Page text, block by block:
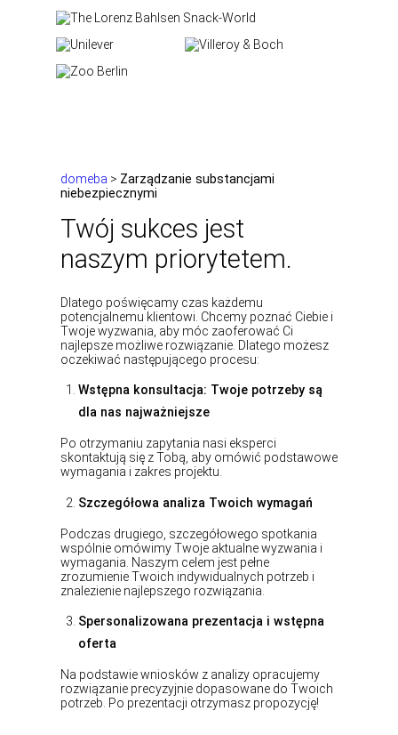
domeba > Zarządzanie substancjami
niebezpiecznymi
Twój sukces jest
naszym priorytetem.
Dlatego poświęcamy czas każdemu
potencjalnemu klientowi. Chcemy poznać Ciebie i
Twoje wyzwania, aby móc zaoferować Ci
najlepsze możliwe rozwiązanie. Dlatego możesz
oczekiwać następującego procesu:
Wstępna konsultacja: Twoje potrzeby są
dla nas najważniejsze
Po otrzymaniu zapytania nasi eksperci
skontaktują się z Tobą, aby omówić podstawowe
wymagania i zakres projektu.
Szczegółowa analiza Twoich wymagań
Podczas drugiego, szczegółowego spotkania
wspólnie omówimy Twoje aktualne wyzwania i
wymagania. Naszym celem jest pełne
zrozumienie Twoich indywidualnych potrzeb i
znalezienie najlepszego rozwiązania.
Spersonalizowana prezentacja i wstępna
oferta
Na podstawie wniosków z analizy opracujemy
rozwiązanie precyzyjnie dopasowane do Twoich
potrzeb. Po prezentacji otrzymasz propozycję!